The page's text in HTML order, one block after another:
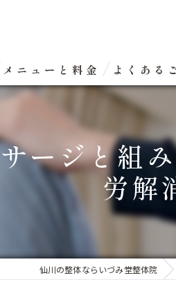
メニューと料金
リラクゼーションマッサージ
整体矯正（骨盤矯正）
眼精疲労改善コース
エクスケアトレーニング
よくある
ージと組
労解
仙川の整体ならいづみ堂整体院